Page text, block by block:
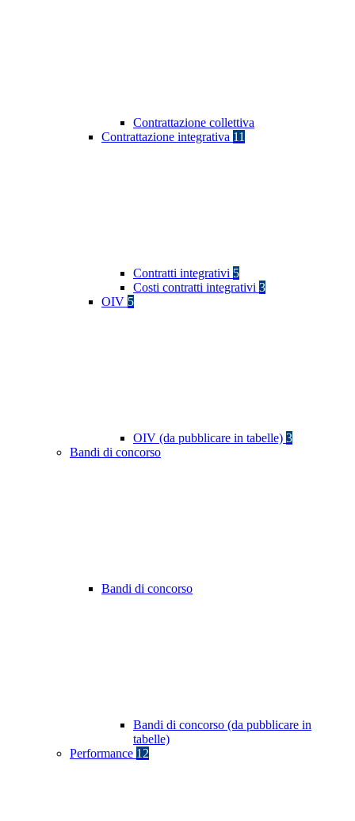
Contrattazione collettiva
Contrattazione integrativa 11
Contratti integrativi 5
Costi contratti integrativi 3
OIV 5
OIV (da pubblicare in tabelle) 3
Bandi di concorso
Bandi di concorso
Bandi di concorso (da pubblicare in
tabelle)
Performance 12